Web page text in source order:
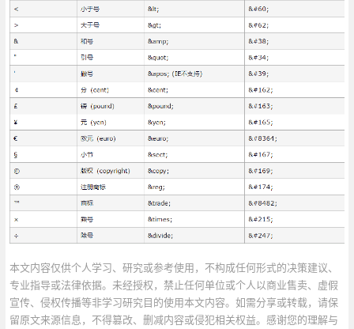
本文内容仅供个人学习、研究或参考使用，不构成任何形式的决策建议、
专业指导或法律依据。未经授权，禁止任何单位或个人以商业售卖、虚假
宣传、侵权传播等非学习研究目的使用本文内容。如需分享或转载，请保
留原文来源信息，不得篡改、删减内容或侵犯相关权益。感谢您的理解与